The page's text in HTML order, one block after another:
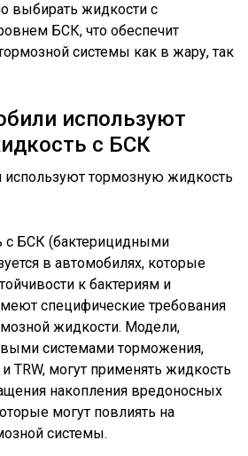
выбирать жидкости с
БСК, что обеспечит
системы как в жару, так
используют
с БСК
с БСК (бактерицидными
в автомобилях, которые
к бактериям и
специфические требования
жидкости. Модели,
системами торможения,
и TRW, могут применять жидкость
накопления вредоносных
могут повлиять на
системы.